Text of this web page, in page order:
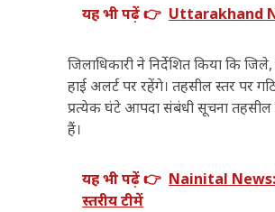
यह भी पढ़ें 👉 Uttarakhand
जिलाधिकारी ने निर्देशित किया कि
हाई अलर्ट पर रहेंगे। तहसील स्तर पर
प्रत्येक घंटे आपदा संबंधी सूचना तहसील
हैं।
यह भी पढ़ें 👉 Nainital News:
स्तरीय टीमें